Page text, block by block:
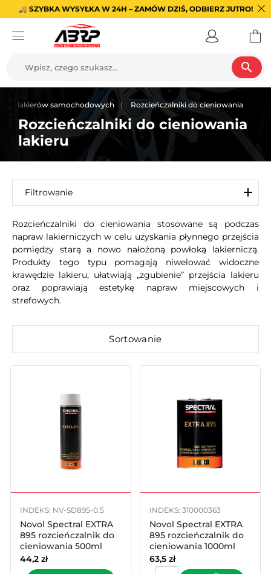
🚚 SZYBKA WYSYŁKA W 24H – ZAMÓW DZIŚ, ODBIERZ JUTRO!
search
do lakierów samochodowych Rozcieńczalniki do cieniowania
Rozcieńczalniki do cieniowania
lakieru
Filtrowanie
Rozcieńczalniki do cieniowania stosowane są podczas
napraw lakierniczych w celu uzyskania płynnego przejścia
pomiędzy starą a nowo nałożoną powłoką lakierniczą.
Produkty tego typu pomagają niwelować widoczne
krawędzie lakieru, ułatwiają „zgubienie” przejścia lakieru
oraz poprawiają estetykę napraw miejscowych i
strefowych.
Sortowanie
INDEKS: NV-SD895-0.5
Novol Spectral EXTRA
895 rozcieńczalnik do
cieniowania 500ml
spray
44,2 zł
INDEKS: 310000363
Novol Spectral EXTRA
895 rozcieńczalnik do
cieniowania 1000ml
63,5 zł